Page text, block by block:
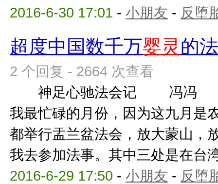
2016-6-30 17:01 - 小朋友 - 反堕
超度中国数千万婴灵 的
2 个回复 - 2664 次查看
神足心驰法会记 冯冯 一
我最忙碌的月份，因为这九月是
都举行盂兰盆法会，放大蒙山，
我去参加法事。其中三处是在台
2016-6-29 17:50 - 小朋友 - 反堕